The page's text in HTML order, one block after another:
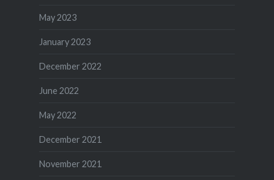
May 2023
January 2023
December 2022
June 2022
May 2022
December 2021
November 2021